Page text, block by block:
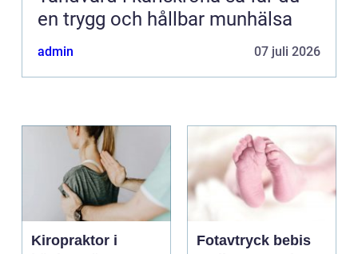
en trygg och hållbar munhälsa
admin 07 juli 2026
Kiropraktor i
Fotavtryck bebis